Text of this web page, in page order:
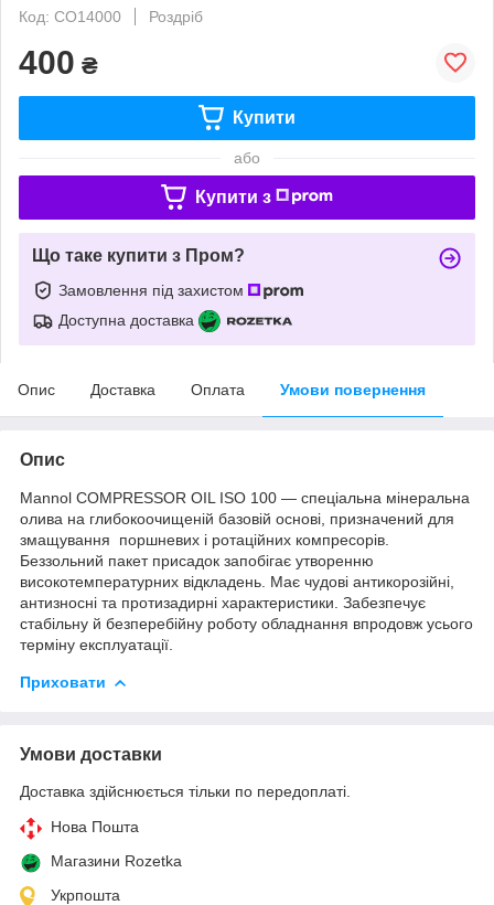
Код: СО14000
Роздріб
400 ₴
Купити
або
Купити з
Що таке купити з Пром?
Замовлення під захистом
Доступна доставка
Опис Доставка Оплата Умови повернення
Опис
Mannol COMPRESSOR OIL ISO 100 — спеціальна мінеральна
олива на глибокоочищеній базовій основі, призначений для
змащування поршневих і ротаційних компресорів.
Беззольний пакет присадок запобігає утворенню
високотемпературних відкладень. Має чудові антикорозійні,
антизносні та протизадирні характеристики. Забезпечує
стабільну й безперебійну роботу обладнання впродовж усього
терміну експлуатації.
Приховати
Умови доставки
Доставка здійснюється тільки по передоплаті.
Нова Пошта
Магазини Rozetka
Укрпошта